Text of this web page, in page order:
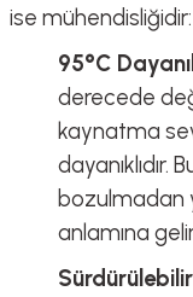
ise mühendisliğidir:
95°C
derecede
kaynatma
dayanıklıdır.
bozulmadan
anlamına